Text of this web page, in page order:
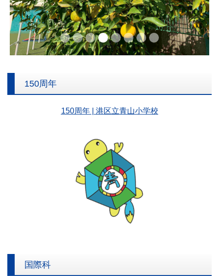
150周年
150周年 | 港区立青山小学校
国際科